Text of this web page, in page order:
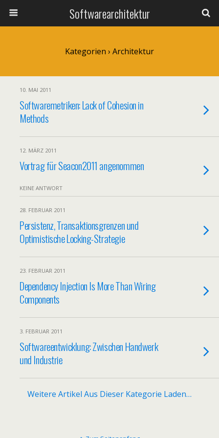
Softwarearchitektur
Kategorien › Architektur
10. MAI 2011
Softwaremetriken: Lack of Cohesion in
Methods
12. MÄRZ 2011
Vortrag für Seacon2011 angenommen
KEINE ANTWORT
28. FEBRUAR 2011
Persistenz, Transaktionsgrenzen und
Optimistische Locking-Strategie
23. FEBRUAR 2011
Dependency Injection Is More Than Wiring
Components
3. FEBRUAR 2011
Softwareentwicklung: Zwischen Handwerk
und Industrie
Weitere Artikel Aus Dieser Kategorie Laden…